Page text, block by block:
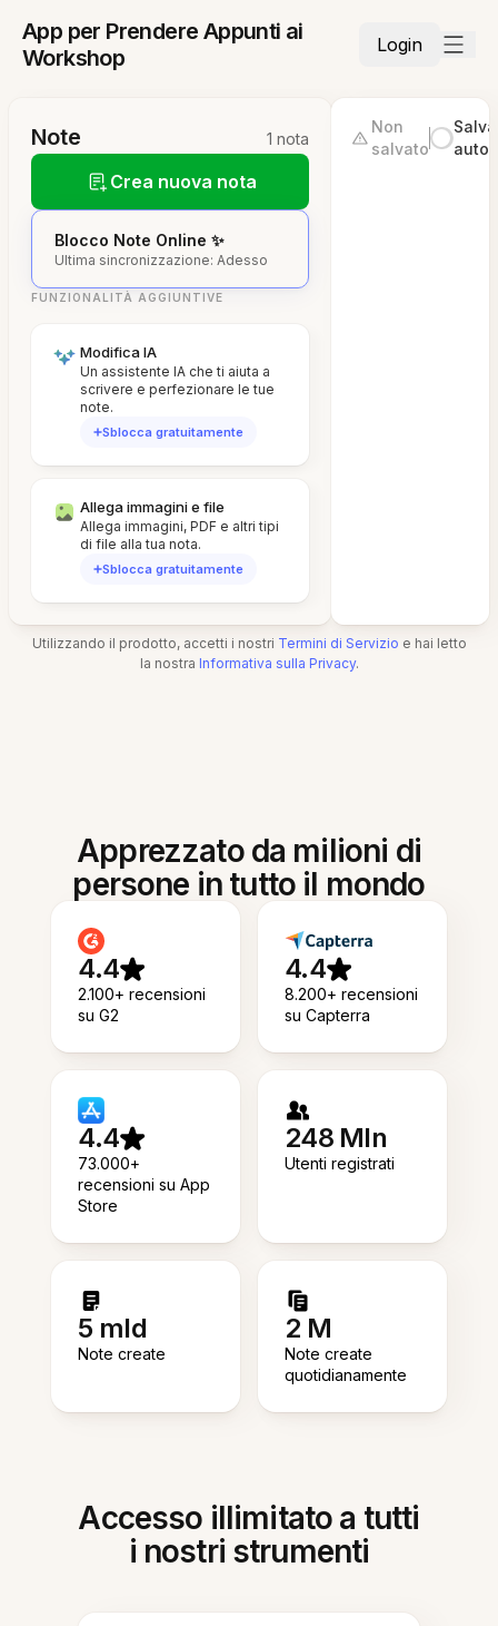
App per Prendere Appunti ai
Workshop
Login
Note 1 nota
Crea nuova nota
Blocco Note Online ✨
Ultima sincronizzazione: Adesso
FUNZIONALITÀ AGGIUNTIVE
Modifica IA
Un assistente IA che ti aiuta a
scrivere e perfezionare le tue
note.
Sblocca gratuitamente
Allega immagini e file
Allega immagini, PDF e altri tipi
di file alla tua nota.
Sblocca gratuitamente
Non
salvato
Utilizzando il prodotto, accetti i nostri Termini di Servizio e hai letto
la nostra Informativa sulla Privacy.
Apprezzato da milioni di
persone in tutto il mondo
4.4
2.100+ recensioni
su G2
4.4
8.200+ recensioni
su Capterra
4.4
73.000+
recensioni su App
Store
248 Mln
Utenti registrati
5 mld
Note create
2 M
Note create
quotidianamente
Accesso illimitato a tutti
i nostri strumenti